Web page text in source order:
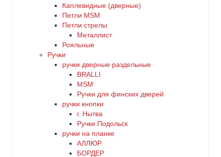
Каплевидные (дверные)
Петли MSM
Петли стрелы
Металлист
Рояльные
Ручки
ручки дверные раздельные
BRALLI
MSM
Ручки для финских дверей
ручки кнопки
г. Нытва
Ручки Подольск
ручки на планке
АЛЛЮР
БОРДЕР